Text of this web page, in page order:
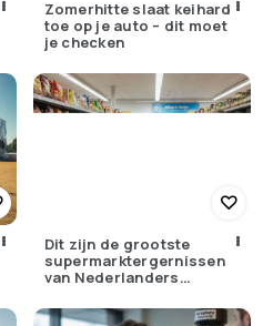
Zomerhitte slaat keihard
toe op je auto – dit moet
je checken
Dit zijn de grootste
supermarktergernissen
van Nederlanders